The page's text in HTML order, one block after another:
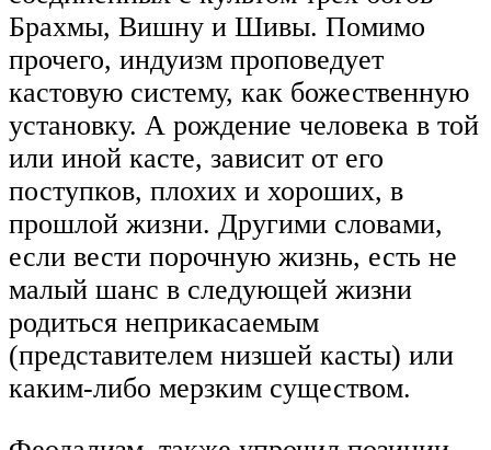
Брахмы, Вишну и Шивы. Помимо
прочего, индуизм проповедует
кастовую систему, как божественную
установку. А рождение человека в той
или иной касте, зависит от его
поступков, плохих и хороших, в
прошлой жизни. Другими словами,
если вести порочную жизнь, есть не
малый шанс в следующей жизни
родиться неприкасаемым
(представителем низшей касты) или
каким-либо мерзким существом.